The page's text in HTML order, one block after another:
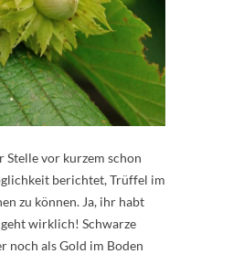
Stelle vor kurzem schon
berichtet, Trüffel im
zu können. Ja, ihr habt
wirklich! Schwarze
noch als Gold im Boden